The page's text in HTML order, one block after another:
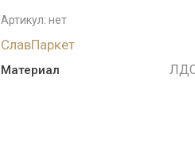
Артикул: нет
СлавПаркет
Материал